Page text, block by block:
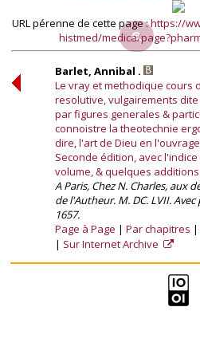
URL pérenne de cette page :https://
histmed/medica/
Barlet, Annibal .
Le vray et methodique cours
resolutive, vulgairements
par figures generales &
connoistre la theotechnie
dire, l'art de Dieu en
Seconde édition, avec
volume, & quelques
A Paris, Chez N. Charles, aux
de l'Autheur. M. DC. LVII.
1657.
Page à Page
Par chapitres
Sur Internet Archive